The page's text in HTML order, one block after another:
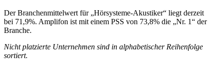
Der Branchenmittelwert für „Hörsysteme-Akustiker“ liegt derzeit
bei 71,9%. Amplifon ist mit einem PSS von 73,8% die „Nr. 1“ der
Branche.
Nicht platzierte Unternehmen sind in alphabetischer Reihenfolge
sortiert.